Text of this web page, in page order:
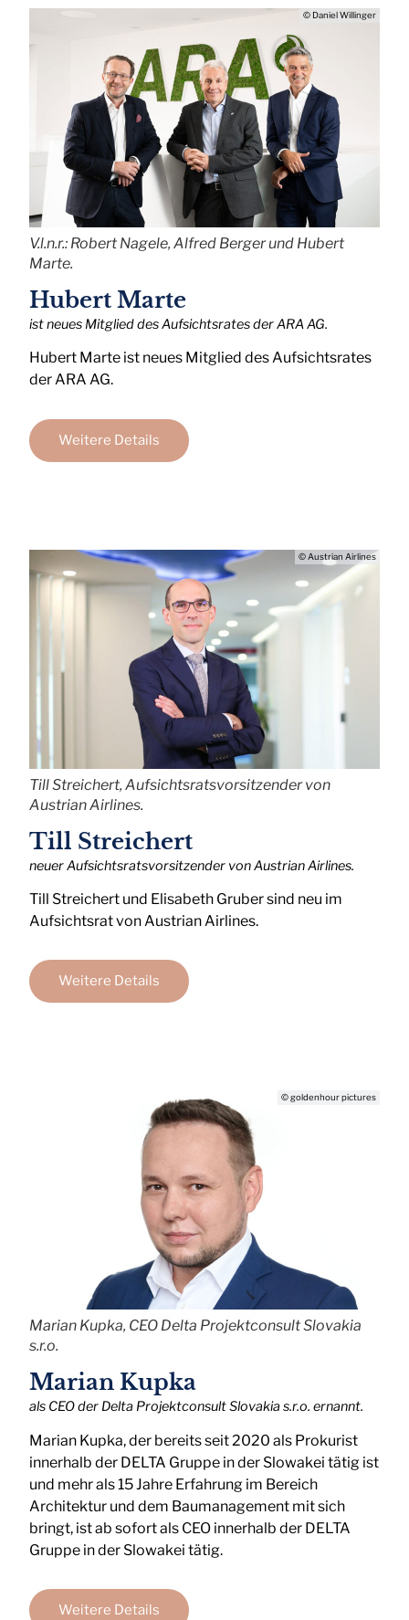
© Daniel Willinger
V.l.n.r.: Robert Nagele, Alfred Berger und Hubert
Marte.
Hubert Marte
ist neues Mitglied des Aufsichtsrates der ARA AG.
Hubert Marte ist neues Mitglied des Aufsichtsrates
der ARA AG.
Weitere Details
© Austrian Airlines
Till Streichert, Aufsichtsratsvorsitzender von
Austrian Airlines.
Till Streichert
neuer Aufsichtsratsvorsitzender von Austrian Airlines.
Till Streichert und Elisabeth Gruber sind neu im
Aufsichtsrat von Austrian Airlines.
Weitere Details
© goldenhour pictures
Marian Kupka, CEO Delta Projektconsult Slovakia
s.r.o.
Marian Kupka
als CEO der Delta Projektconsult Slovakia s.r.o. ernannt.
Marian Kupka, der bereits seit 2020 als Prokurist
innerhalb der DELTA Gruppe in der Slowakei tätig ist
und mehr als 15 Jahre Erfahrung im Bereich
Architektur und dem Baumanagement mit sich
bringt, ist ab sofort als CEO innerhalb der DELTA
Gruppe in der Slowakei tätig.
Weitere Details